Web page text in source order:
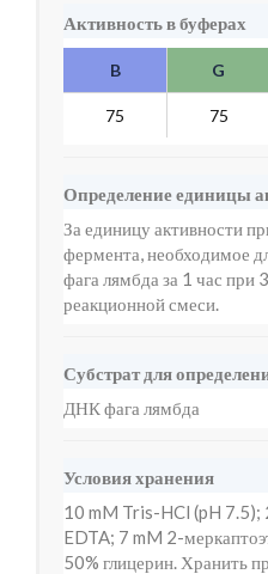
Активность в буферах
B G
75 75
Определение единицы
За единицу активности
фермента, необходимое
фага лямбда за 1 час при
реакционной смеси.
Субстрат для
ДНК фага лямбда
Условия хранения
10 mM Tris-HCl (pH 7.5);
EDTA; 7 mM 2-
50% глицерин. Хранить